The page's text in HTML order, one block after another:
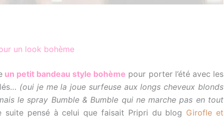
un look bohème
un petit bandeau style bohème pour porter l’été avec les
(oui je me la joue surfeuse aux longs cheveux blonds
le spray Bumble & Bumble qui ne marche pas en tout
suite pensé à celui que faisait Pripri du blog Girofle et